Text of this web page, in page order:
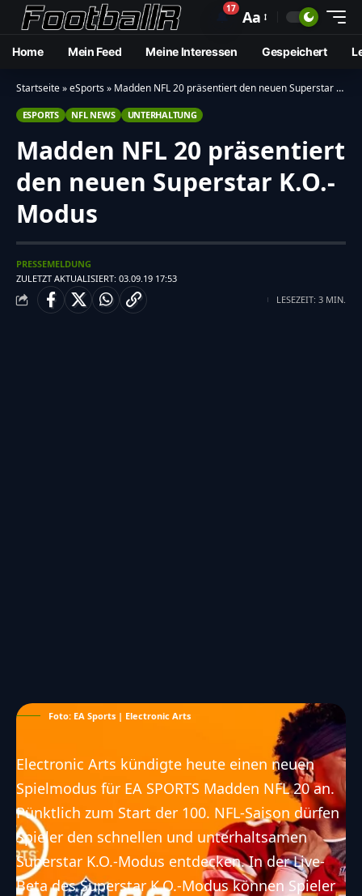
🔔17 Aa
Home Mein Feed Meine Interessen Gespeichert
Startseite»eSports» Madden NFL 20 präsentiert den neuen Superstar K.O.-Modus
ESPORTS NFL NEWS UNTERHALTUNG
Madden NFL 20 präsentiert
den neuen Superstar K.O.-
Modus
ZULETZT AKTUALISIERT: 03.09.19 17:53
PRESSEMELDUNG
LESEZEIT: 3 MIN.
Foto: EA Sports | Electronic Arts
Electronic Arts kündigte heute einen neuen
Spielmodus für EA SPORTS Madden NFL 20 an.
Pünktlich zum Start der 100. NFL-Saison dürfen
Spieler den schnellen und unterhaltsamen
Superstar K.O.-Modus entdecken. In der Live-
Beta des Superstar K.O.-Modus können Spieler